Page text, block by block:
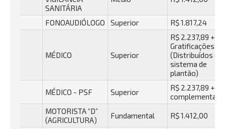
SANITÁRIA
FONOAUDIÓLOGO Superior R$ 1.817,24
MÉDICO Superior
R$ 2.237,89 +
Gratificações
(Distribuídos em
sistema de
plantão)
MÉDICO - PSF Superior
R$ 2.237,89 +
MOTORISTA “D”
(AGRICULTURA)
Fundamental R$ 1.412,00